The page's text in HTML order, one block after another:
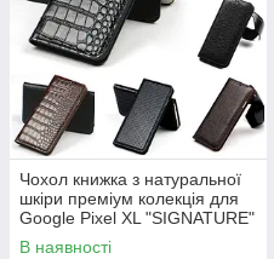
Чохол книжка з натуральної
шкіри преміум колекція для
Google Pixel XL "SIGNATURE"
В наявності